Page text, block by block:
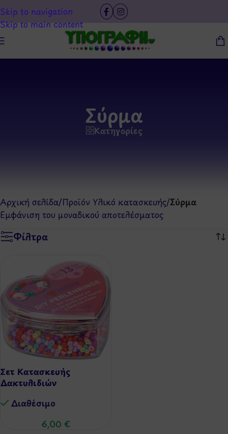
Skip to navigation
Skip to main content
Σύρμα
Κατηγορίες
Αρχική σελίδα/Προϊόν Υλικό κατασκευής/Σύρμα
Εμφάνιση του μοναδικού αποτελέσματος
Φίλτρα
Σετ Κατασκευής
Δακτυλιδιών
Διαθέσιμo
6,00 €